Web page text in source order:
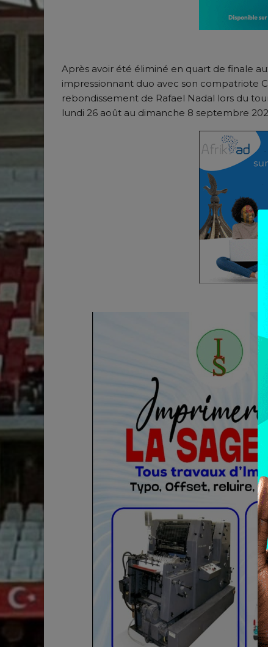
Après avoir été éliminé en quart de finale
impressionnant duo avec son compatriote
rebondissement de Rafael Nadal lors du
lundi 26 août au dimanche 8 septembre